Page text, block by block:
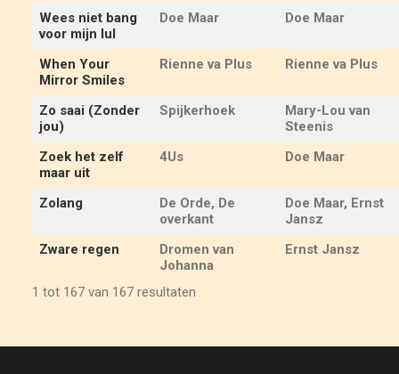
Wees niet bang
voor mijn lul
Doe Maar Doe Maar
When Your
Mirror Smiles
Rienne va Plus Rienne va Plus
Zo saai (Zonder
jou)
Spijkerhoek
Mary-Lou van
Steenis
Zoek het zelf
maar uit
4Us Doe Maar
Zolang
De Orde, De
overkant
Doe Maar, Ernst
Jansz
Zware regen
Dromen van
Johanna
Ernst Jansz
1 tot 167 van 167 resultaten